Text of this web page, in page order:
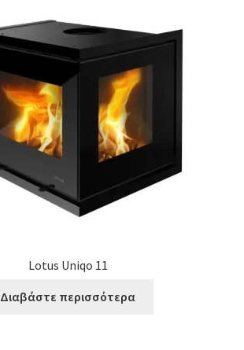
Lotus Uniqo 11
Διαβάστε περισσότερα